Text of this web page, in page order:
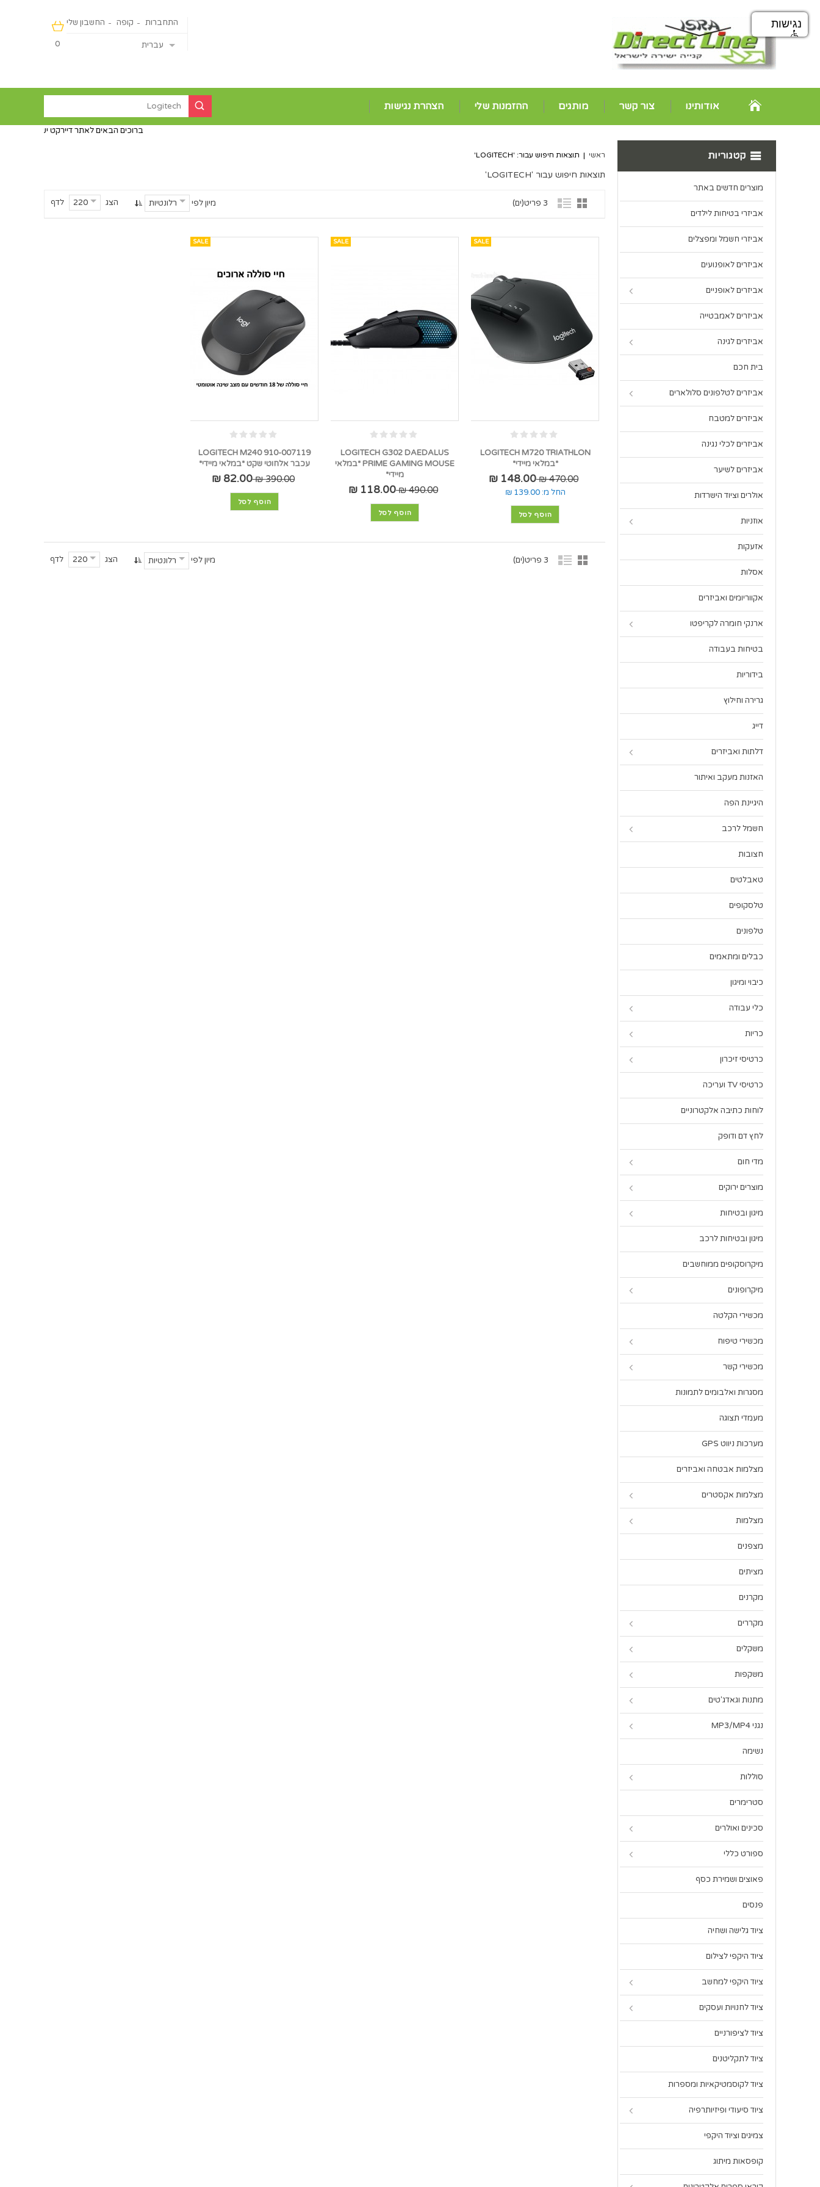
0
החשבון שלי קופה התחברות
עברית
אודותינו צור קשר מותגים ההזמנות שלי הצהרת נגישות
ברוכים הבאים לאתר דיירקט ישראליין - מכירה
ראשי | תוצאות חיפוש עבור: 'LOGITECH'
תוצאות חיפוש עבור 'LOGITECH'
3 פריט(ים) הצג 220 לדף מיון לפי רלונטיות
SALE
LOGITECH M720 TRIATHLON
*במלאי מיידי*
470.00 ₪
148.00 ₪
החל מ: 139.00 ₪
הוסף לסל
SALE
LOGITECH G302 DAEDALUS
PRIME GAMING MOUSE *במלאי
מיידי*
490.00 ₪
118.00 ₪
הוסף לסל
SALE
LOGITECH M240 910-007119
עכבר אלחוטי שקט *במלאי מיידי*
390.00 ₪
82.00 ₪
הוסף לסל
3 פריט(ים) הצג 220 לדף מיון לפי רלונטיות
קטגוריות
מוצרים חדשים באתר
אביזרי בטיחות לילדים
אביזרי חשמל ומפצלים
אביזרים לאופנועים
אביזרים לאופניים
אביזרים לאמבטייה
אביזרים לגינה
בית חכם
אביזרים לטלפונים סלולארים
אביזרים למטבח
אביזרים לכלי נגינה
אביזרים לשיער
אולרים וציוד הישרדות
אוזניות
אזעקות
אסלות
אקווריומים ואביזרים
ארנקי חומרה לקריפטו
בטיחות בעבודה
בידוריות
גרירה וחילוץ
דייג
דלתות ואביזרים
האזנות מעקב ואיתור
היגיינת הפה
חשמל לרכב
חצובות
טאבלטים
טלסקופים
טלפונים
כבלים ומתאמים
כיבוי ומיגון
כלי עבודה
כריות
כרטיסי זיכרון
כרטיסי TV ועריכה
לוחות כתיבה אלקטרוניים
לחץ דם ודופק
מדי חום
מוצרים ירוקים
מיגון ובטיחות
מיגון ובטיחות לרכב
מיקרוסקופים ממוחשבים
מיקרופונים
מכשירי הקלטה
מכשירי טיפוח
מכשירי קשר
מסגרות ואלבומים לתמונות
מעמדי תצוגה
מערכות ניווט GPS
מצלמות אבטחה ואביזרים
מצלמות אקסטרים
מצלמות
מצפנים
מציתים
מקרנים
מקררים
משקלים
משקפות
מתנות וגאדג'טים
נגני MP3/MP4
נשימה
סוללות
סטרימרים
סכינים ואולרים
ספורט כללי
פאוצים ושמירת כסף
פנסים
ציוד גלישה ושחיה
ציוד היקפי לצילום
ציוד היקפי למחשב
ציוד לחנויות ועסקים
ציוד לציפורניים
ציוד לתקליטנים
ציוד לקוסמטיקאיות ומספרות
ציוד סיעודי ופיזיותרפיה
צמיגים וציוד היקפי
קופסאות מיתוג
נגישות